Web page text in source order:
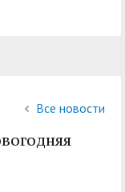
ГАГУ
о
Все новости